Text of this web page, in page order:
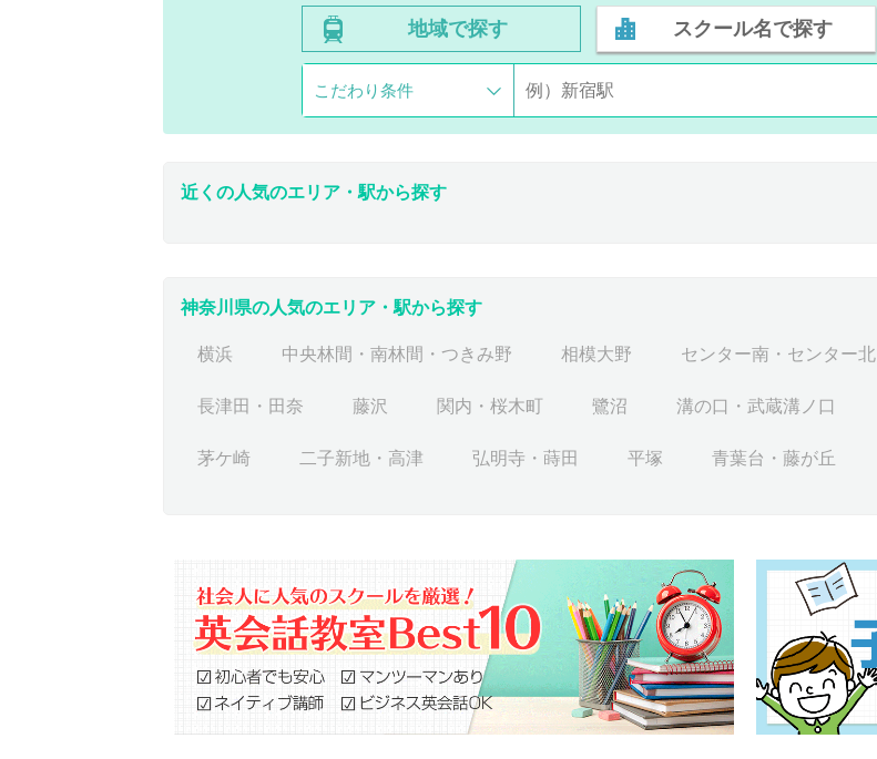
地域で探す スクール名で探す
こだわり条件
近くの人気のエリア・駅から探す
神奈川県の人気のエリア・駅から探す
横浜 中央林間・南林間・つきみ野 相模大野 センター南・センター北
長津田・田奈 藤沢 関内・桜木町 鷺沼 溝の口・武蔵溝ノ口
茅ケ崎 二子新地・高津 弘明寺・蒔田 平塚 青葉台・藤が丘